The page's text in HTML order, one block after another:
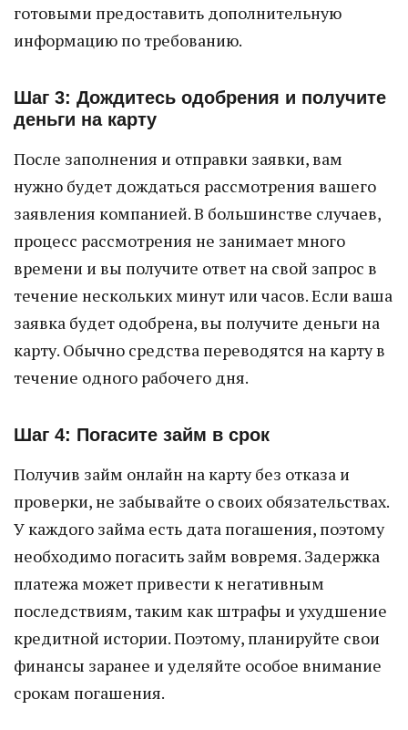
готовыми предоставить дополнительную
информацию по требованию.
Шаг 3: Дождитесь одобрения и получите
деньги на карту
После заполнения и отправки заявки, вам
нужно будет дождаться рассмотрения вашего
заявления компанией. В большинстве случаев,
процесс рассмотрения не занимает много
времени и вы получите ответ на свой запрос в
течение нескольких минут или часов. Если ваша
заявка будет одобрена, вы получите деньги на
карту. Обычно средства переводятся на карту в
течение одного рабочего дня.
Шаг 4: Погасите займ в срок
Получив займ онлайн на карту без отказа и
проверки, не забывайте о своих обязательствах.
У каждого займа есть дата погашения, поэтому
необходимо погасить займ вовремя. Задержка
платежа может привести к негативным
последствиям, таким как штрафы и ухудшение
кредитной истории. Поэтому, планируйте свои
финансы заранее и уделяйте особое внимание
срокам погашения.